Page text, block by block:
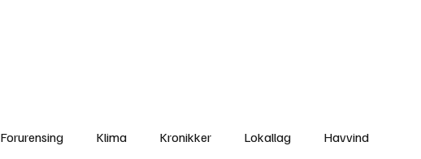
Forurensing Klima Kronikker Lokallag Havvind